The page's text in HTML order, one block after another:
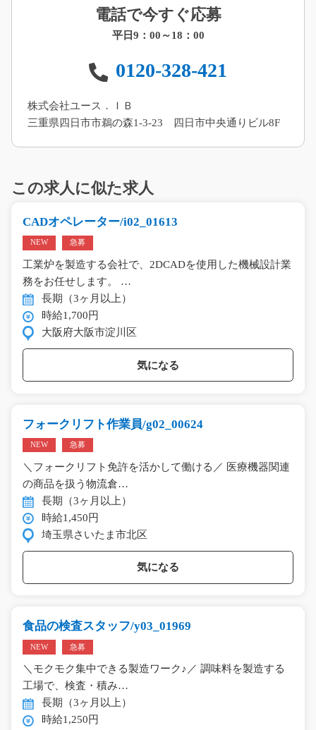
電話で今すぐ応募
平日9：00～18：00
0120-328-421
株式会社ユース．ＩＢ
三重県四日市市鵜の森1-3-23 四日市中央通りビル8F
この求人に似た求人
CADオペレーター/i02_01613
NEW 急募
工業炉を製造する会社で、2DCADを使用した機械設計業
務をお任せします。 …
長期（3ヶ月以上）
時給1,700円
大阪府大阪市淀川区
気になる
フォークリフト作業員/g02_00624
NEW 急募
＼フォークリフト免許を活かして働ける／ 医療機器関連
の商品を扱う物流倉…
長期（3ヶ月以上）
時給1,450円
埼玉県さいたま市北区
気になる
食品の検査スタッフ/y03_01969
NEW 急募
＼モクモク集中できる製造ワーク♪／ 調味料を製造する
工場で、検査・積み…
長期（3ヶ月以上）
時給1,250円